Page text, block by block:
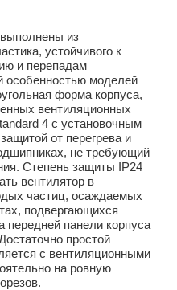
из
устойчивого к
и перепадам
особенностью моделей
форма корпуса,
вентиляционных
4 с установочным
от перегрева и
не требующий
Степень защиты IP24
вентилятор в
частиц, осаждаемых
подвергающихся
панели корпуса
простой
с вентиляционными
на ровную